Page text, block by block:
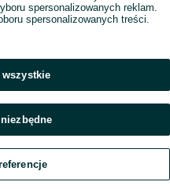
Czat Konto
spersonalizowanych reklam.
spersonalizowanych treści.